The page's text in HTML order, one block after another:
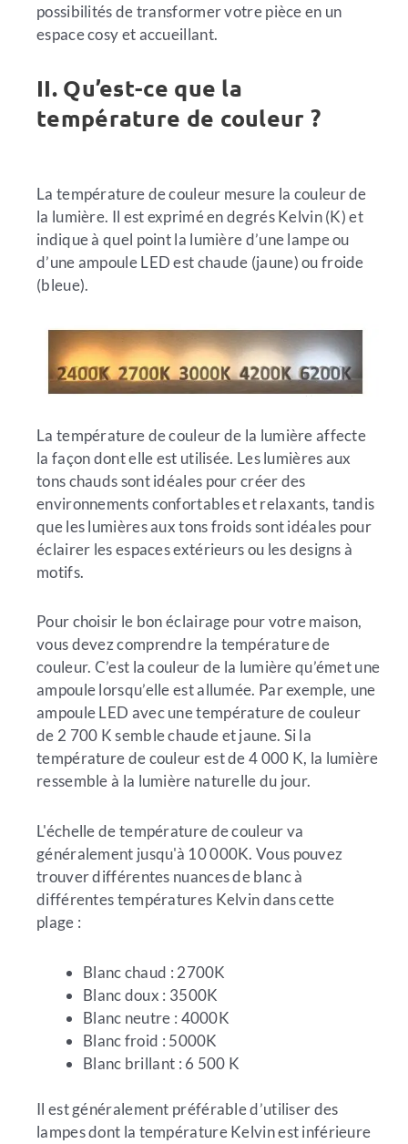
possibilités de transformer votre pièce en un
espace cosy et accueillant.
II. Qu’est-ce que la
température de couleur ?
La température de couleur mesure la couleur de
la lumière. Il est exprimé en degrés Kelvin (K) et
indique à quel point la lumière d’une lampe ou
d’une ampoule LED est chaude (jaune) ou froide
(bleue).
La température de couleur de la lumière affecte
la façon dont elle est utilisée. Les lumières aux
tons chauds sont idéales pour créer des
environnements confortables et relaxants, tandis
que les lumières aux tons froids sont idéales pour
éclairer les espaces extérieurs ou les designs à
motifs.
Pour choisir le bon éclairage pour votre maison,
vous devez comprendre la température de
couleur. C’est la couleur de la lumière qu’émet une
ampoule lorsqu’elle est allumée. Par exemple, une
ampoule LED avec une température de couleur
de 2 700 K semble chaude et jaune. Si la
température de couleur est de 4 000 K, la lumière
ressemble à la lumière naturelle du jour.
L'échelle de température de couleur va
généralement jusqu'à 10 000K. Vous pouvez
trouver différentes nuances de blanc à
différentes températures Kelvin dans cette
plage :
Blanc chaud : 2700K
Blanc doux : 3500K
Blanc neutre : 4000K
Blanc froid : 5000K
Blanc brillant : 6 500 K
Il est généralement préférable d’utiliser des
lampes dont la température Kelvin est inférieure